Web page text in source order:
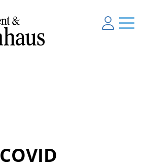
COVID